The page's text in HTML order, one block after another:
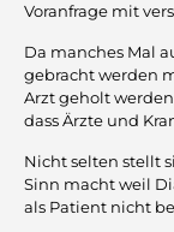
Voranfrage mit
Da manches Mal
gebracht werden
Arzt geholt
dass Ärzte und
Nicht selten stellt
Sinn macht weil
als Patient nicht